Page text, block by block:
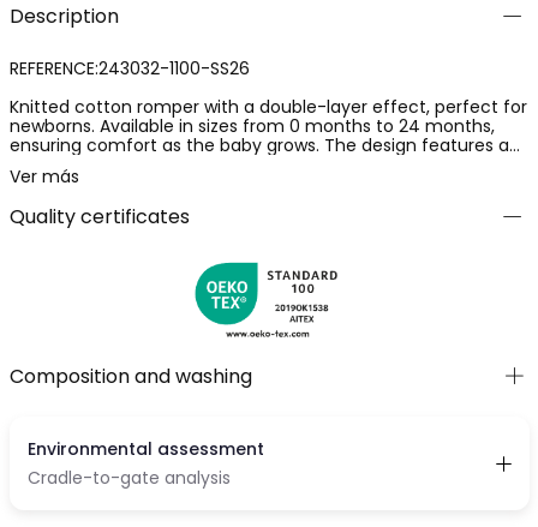
Description
REFERENCE:243032-1100-SS26
Knitted cotton romper with a double-layer effect, perfect for
newborns. Available in sizes from 0 months to 24 months,
ensuring comfort as the baby grows. The design features a
fun print of little animals in vibrant colours on the top, ideal
for catching the little one's attention. Its round neck makes it
easy to put on and take off, and the short sleeves make it
suitable for warm climates. The bottom part has yellow and
comfortable option for the baby's everyday wear.
Ver más
Quality certificates
Composition and washing